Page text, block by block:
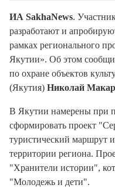
ИА SakhaNews.
разработают и
рамках регионального
Якутии». Об этом
по охране объектов
(Якутия) Николай
В Якутии намерены при
сформировать проект
туристический маршрут
территории региона.
"Хранители истории",
"Молодежь и дети".